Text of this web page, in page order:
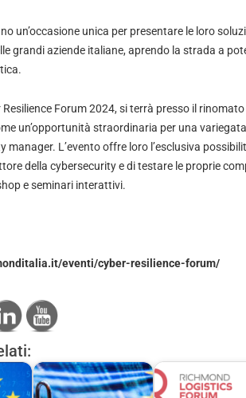
un’occasione unica per presentare le loro
grandi aziende italiane, aprendo la strada a
Resilience Forum 2024, si terrà presso il
un’opportunità straordinaria per una variegata
manager. L’evento offre loro l’esclusiva
della cybersecurity e di testare le proprie
e seminari interattivi.
eventi/cyber-resilience-forum/